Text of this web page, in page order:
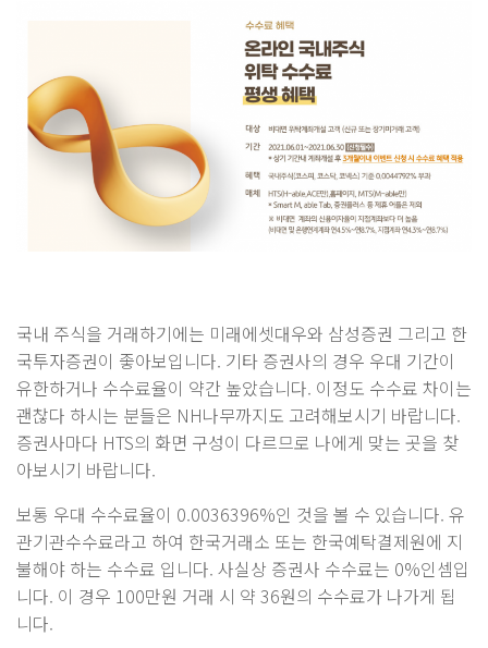
국내 주식을 거래하기에는 미래에셋대우와 삼성증권 그리고 한
국투자증권이 좋아보입니다. 기타 증권사의 경우 우대 기간이
유한하거나 수수료율이 약간 높았습니다. 이정도 수수료 차이는
괜찮다 하시는 분들은 NH나무까지도 고려해보시기 바랍니다.
증권사마다 HTS의 화면 구성이 다르므로 나에게 맞는 곳을 찾
아보시기 바랍니다.
보통 우대 수수료율이 0.0036396%인 것을 볼 수 있습니다. 유
관기관수수료라고 하여 한국거래소 또는 한국예탁결제원에 지
불해야 하는 수수료 입니다. 사실상 증권사 수수료는 0%인셈입
니다. 이 경우 100만원 거래 시 약 36원의 수수료가 나가게 됩
니다.